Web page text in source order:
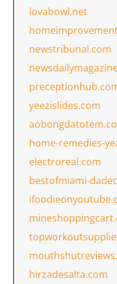
lovabowl.net
newstribunal.com
yeezislides.com
home-remedies-
electroreal.com
bestofmiami-
hirzadesalta.com